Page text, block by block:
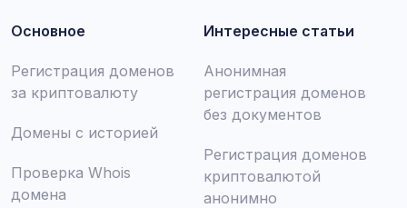
Основное
Регистрация доменов
за криптовалюту
Домены с историей
Проверка Whois
домена
Интересные статьи
Анонимная
регистрация доменов
без документов
Регистрация доменов
криптовалютой
анонимно